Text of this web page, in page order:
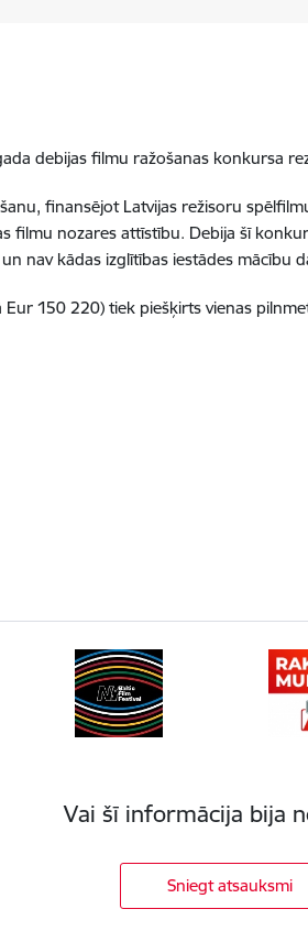
debijas filmu ražošanas konkursa
finansējot Latvijas režisoru
filmu nozares attīstību. Debija šī
nav kādas izglītības iestādes mācību
150 220) tiek piešķirts vienas
Vai šī informācija bija
Sniegt atsauksmi